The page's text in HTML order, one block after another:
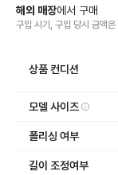
해외 매장에서 구매
구입 시기, 구입 당시 금액은
상품 컨디션
모델 사이즈
폴리싱 여부
길이 조정여부